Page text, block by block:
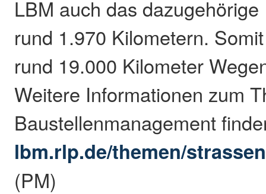
LBM auch das
rund 1.970 Kilometern.
rund 19.000 Kilometer
Weitere Informationen zum
Baustellenmanagement
lbm.rlp.de/themen/
(PM)